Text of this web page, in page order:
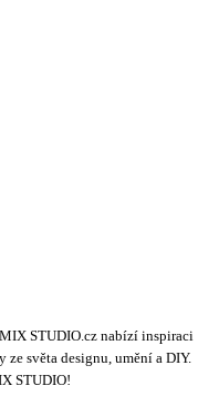
STUDIO.cz nabízí inspiraci
světa designu, umění a DIY.
STUDIO!